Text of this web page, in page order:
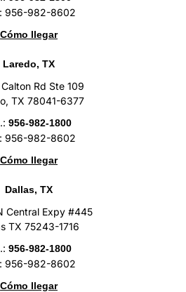
956-982-8602
Cómo llegar
Laredo, TX
Rd Ste 109
TX 78041-6377
956-982-1800
956-982-8602
Cómo llegar
Dallas, TX
Central Expy #445
TX 75243-1716
956-982-1800
956-982-8602
Cómo llegar